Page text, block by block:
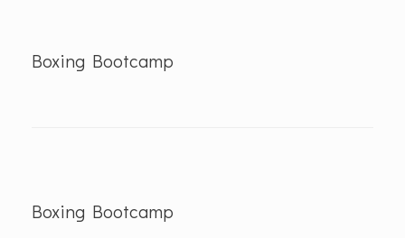
Boxing Bootcamp
Boxing Bootcamp